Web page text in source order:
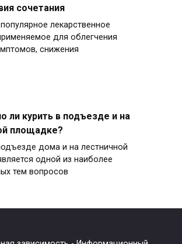
сочетания
лекарственное
для облегчения
снижения
ли курить в подъезде и на
площадке?
дома и на лестничной
одной из наиболее
тем вопросов